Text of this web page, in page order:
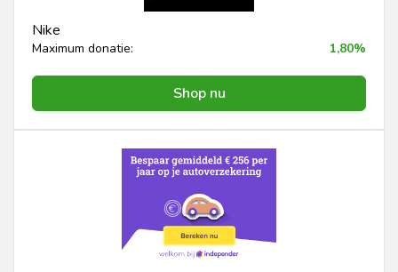
Nike
Maximum donatie: 1,80%
Shop nu